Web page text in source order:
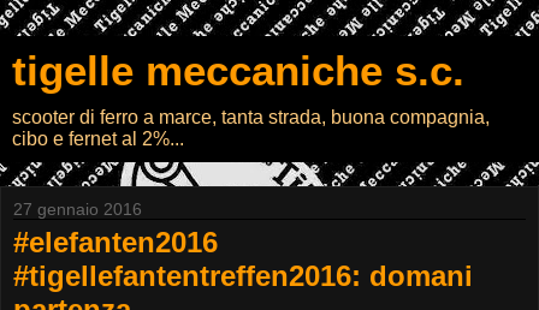
tigelle meccaniche s.c.
scooter di ferro a marce, tanta strada, buona compagnia,
cibo e fernet al 2%...
27 gennaio 2016
#elefanten2016
#tigellefantentreffen2016: domani